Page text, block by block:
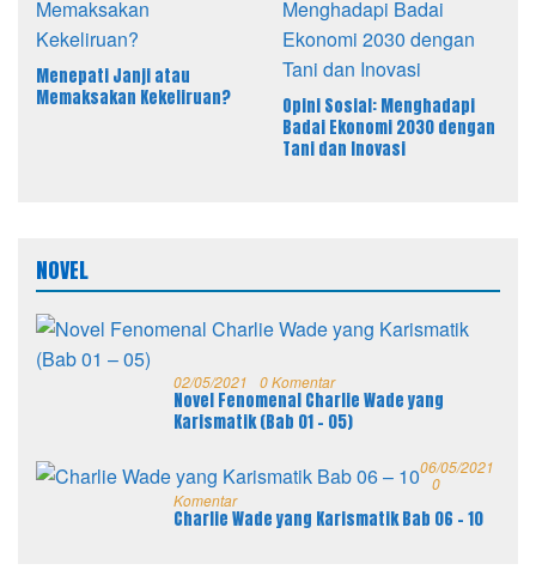
Menepati Janji atau
Memaksakan Kekeliruan?
Opini Sosial: Menghadapi
Badai Ekonomi 2030 dengan
Tani dan Inovasi
NOVEL
02/05/2021 0 Komentar
Novel Fenomenal Charlie Wade yang
Karismatik (Bab 01 – 05)
06/05/2021
0
Komentar
Charlie Wade yang Karismatik Bab 06 – 10